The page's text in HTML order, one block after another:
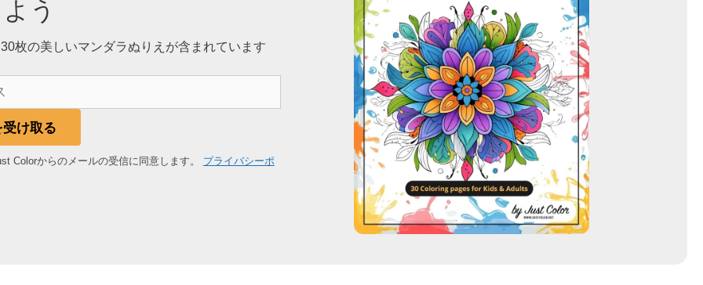
う
枚の美しいマンダラぬりえが含まれています
け取る
Colorからのメールの受信に同意します。 プライバシーポ